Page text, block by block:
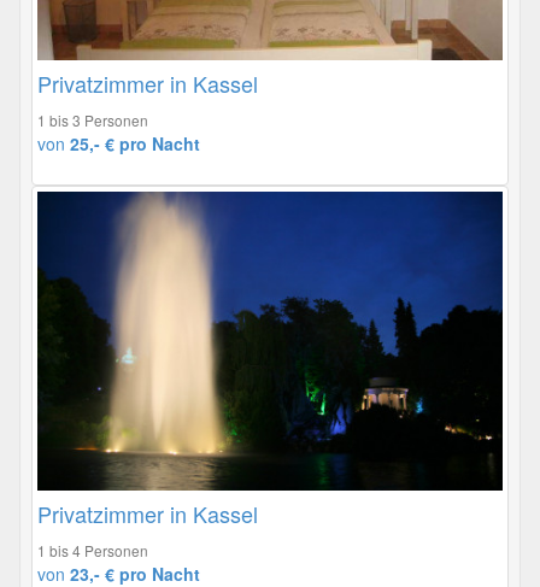
Privatzimmer in Kassel
1 bis 3 Personen
von 25,- € pro Nacht
Privatzimmer in Kassel
1 bis 4 Personen
von 23,- € pro Nacht